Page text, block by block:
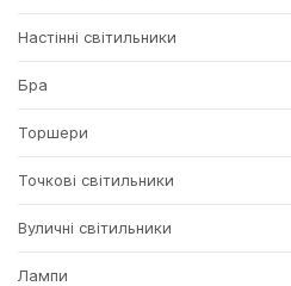
Настінні світильники
Бра
Торшери
Точкові світильники
Вуличні світильники
Лампи